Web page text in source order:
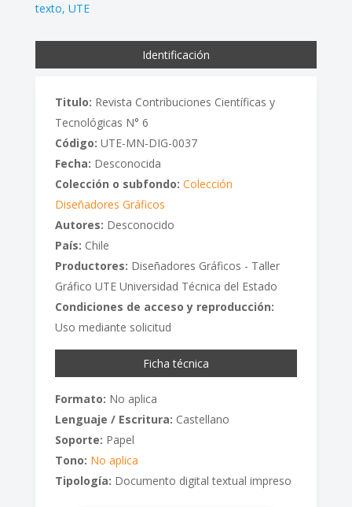
texto UTE
Identificación
Titulo: Revista Contribuciones Científicas y
Tecnológicas N° 6
Código: UTE-MN-DIG-0037
Fecha: Desconocida
Colección o subfondo: Colección
Diseñadores Gráficos
Autores: Desconocido
País: Chile
Productores: Diseñadores Gráficos - Taller
Gráfico UTE Universidad Técnica del Estado
Condiciones de acceso y reproducción:
Uso mediante solicitud
Ficha técnica
Formato: No aplica
Lenguaje / Escritura: Castellano
Soporte: Papel
Tono: No aplica
Tipología: Documento digital textual impreso